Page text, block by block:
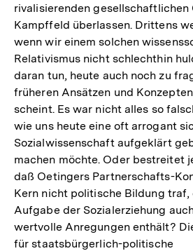
rivalisierenden gesellschaftlichen
Kampffeld überlassen. Drittens
wenn wir einem solchen
Relativismus nicht schlechthin
daran tun, heute auch noch zu
früheren Ansätzen und
scheint. Es war nicht alles so
wie uns heute eine oft arrogant
Sozialwissenschaft aufgeklärt
machen möchte. Oder bestreitet
daß Oetingers Partnerschafts-
Kern nicht politische Bildung traf,
Aufgabe der Sozialerziehung
wertvolle Anregungen enthält?
für staatsbürgerlich-politische